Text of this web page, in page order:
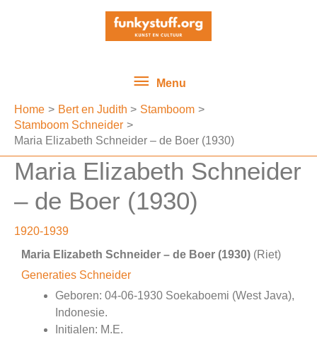
Menu
Menu
Home Bert en Judith
Stamboom
Stamboom Schneider
Maria Elizabeth Schneider – de Boer (1930)
Maria Elizabeth Schneider
– de Boer (1930)
1920-1939
Maria Elizabeth Schneider – de Boer (1930) (Riet)
Generaties Schneider
Geboren: 04-06-1930 Soekaboemi (West Java),
Indonesie.
Initialen: M.E.